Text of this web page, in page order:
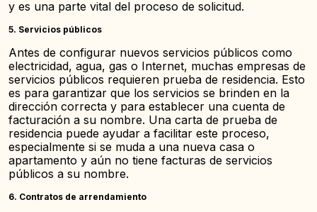
y es una parte vital del proceso de solicitud.
5. Servicios públicos
Antes de configurar nuevos servicios públicos como
electricidad, agua, gas o Internet, muchas empresas de
servicios públicos requieren prueba de residencia. Esto
es para garantizar que los servicios se brinden en la
dirección correcta y para establecer una cuenta de
facturación a su nombre. Una carta de prueba de
residencia puede ayudar a facilitar este proceso,
especialmente si se muda a una nueva casa o
apartamento y aún no tiene facturas de servicios
públicos a su nombre.
6. Contratos de arrendamiento